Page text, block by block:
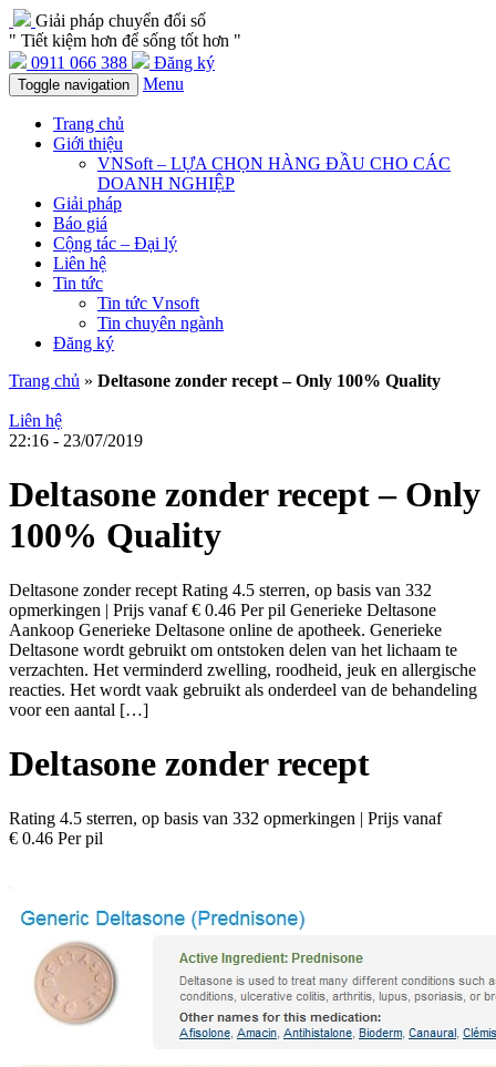
Giải pháp chuyển đổi số
" Tiết kiệm hơn để sống tốt hơn "
0911 066 388
Đăng ký
Toggle navigation Menu
Trang chủ
Giới thiệu
VNSoft – LỰA CHỌN HÀNG ĐẦU CHO CÁC
DOANH NGHIỆP
Giải pháp
Báo giá
Cộng tác – Đại lý
Liên hệ
Tin tức
Tin tức Vnsoft
Tin chuyên ngành
Đăng ký
Trang chủ » Deltasone zonder recept – Only 100% Quality
Liên hệ
22:16 - 23/07/2019
Deltasone zonder recept – Only
100% Quality
Deltasone zonder recept Rating 4.5 sterren, op basis van 332
opmerkingen | Prijs vanaf € 0.46 Per pil Generieke Deltasone
Aankoop Generieke Deltasone online de apotheek. Generieke
Deltasone wordt gebruikt om ontstoken delen van het lichaam te
verzachten. Het verminderd zwelling, roodheid, jeuk en allergische
reacties. Het wordt vaak gebruikt als onderdeel van de behandeling
voor een aantal […]
Deltasone zonder recept
Rating 4.5 sterren, op basis van 332 opmerkingen | Prijs vanaf
€ 0.46 Per pil